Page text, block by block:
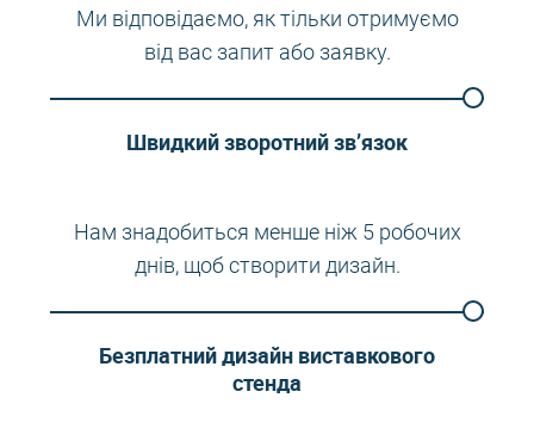
Ми відповідаємо, як тільки отримуємо
від вас запит або заявку.
Швидкий зворотний зв’язок
Нам знадобиться менше ніж 5 робочих
днів, щоб створити дизайн.
Безплатний дизайн виставкового
стенда